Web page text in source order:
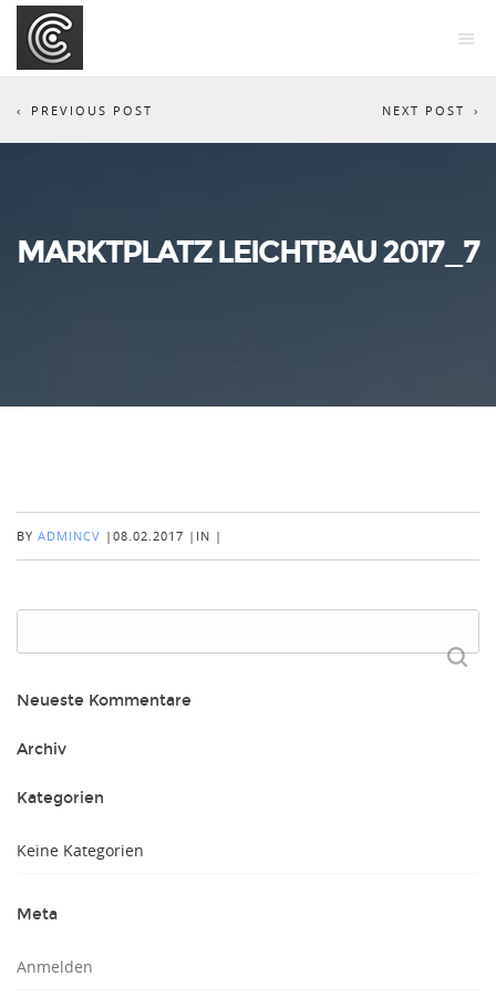
NEXT POST
PREVIOUS POST
MARKTPLATZ LEICHTBAU 2017_7
BY ADMINCV | 08.02.2017 | IN |
nach:
Neueste Kommentare
Archiv
Kategorien
Keine Kategorien
Meta
Anmelden